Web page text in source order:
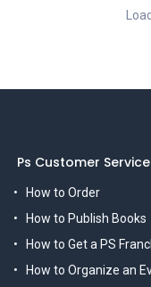
Ps Customer Service
How to Order
How to Publish Books
How to Get a PS
How to Organize an